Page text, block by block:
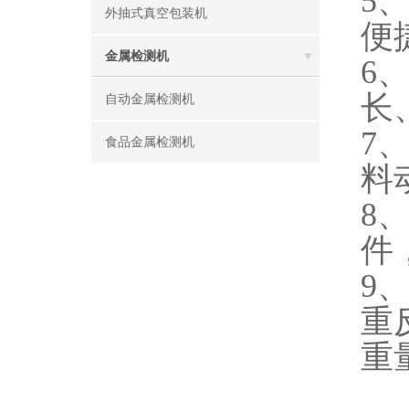
外抽式真空包装机
金属检测机
自动金属检测机
食品金属检测机
便
6
长
7
料
8
件
9
重
重